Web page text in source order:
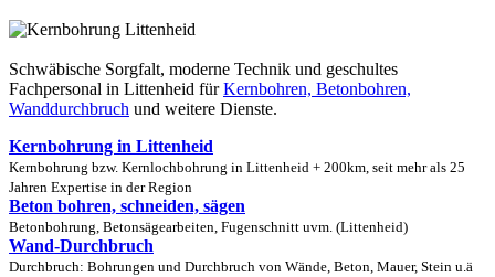
Schwäbische Sorgfalt, moderne Technik und geschultes
Fachpersonal in Littenheid fürKernbohren, Betonbohren,
Wanddurchbruch und weitere Dienste.
Kernbohrung in Littenheid
Kernbohrung bzw. Kernlochbohrung in Littenheid + 200km, seit mehr als 25
Jahren Expertise in der Region
Beton bohren, schneiden, sägen
Betonbohrung, Betonsägearbeiten, Fugenschnitt uvm. (Littenheid)
Wand-Durchbruch
Durchbruch: Bohrungen und Durchbruch von Wände, Beton, Mauer, Stein u.ä